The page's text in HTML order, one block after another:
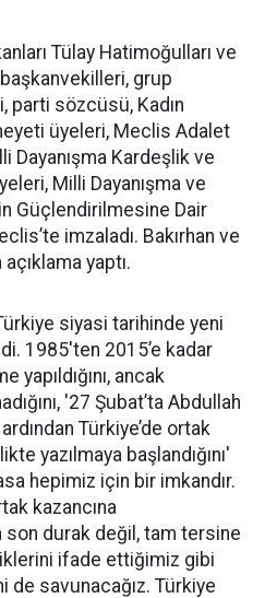
Tülay Hatimoğulları ve
grup
parti sözcüsü, Kadın
üyeleri, Meclis Adalet
Dayanışma Kardeşlik ve
Milli Dayanışma ve
Güçlendirilmesine Dair
imzaladı. Bakırhan ve
yaptı.
siyasi tarihinde yeni
1985'ten 2015’e kadar
yapıldığını, ancak
'27 Şubat’ta Abdullah
ardından Türkiye’de ortak
yazılmaya başlandığını'
hepimiz için bir imkandır.
kazancına
durak değil, tam tersine
ifade ettiğimiz gibi
de savunacağız. Türkiye